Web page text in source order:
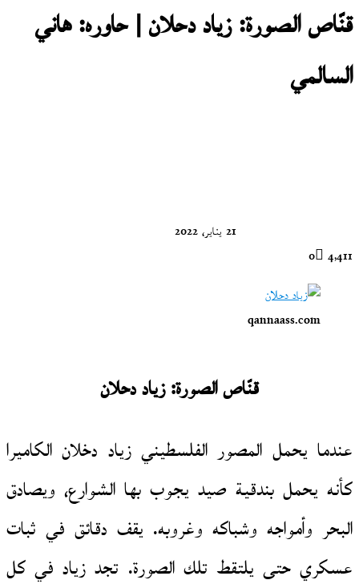
قنّاص الصورة: زياد دحلان | حاوره: هاني
السالمي
21 يناير، 2022
0 4٬411
qannaass.com
قنّاص الصورة: زياد دحلان
عندما يحمل المصور الفلسطيني زياد دخلان الكاميرا
كأنه يحمل بندقية صيد يجوب بها الشوارع، ويصادق
البحر وأمواجه وشباكه وغروبه. يقف دقائق في ثبات
عسكري حتى يلتقط تلك الصورة. تجد زياد في كل